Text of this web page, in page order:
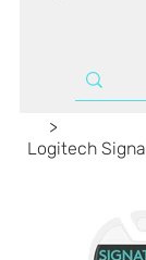
>
Logitech